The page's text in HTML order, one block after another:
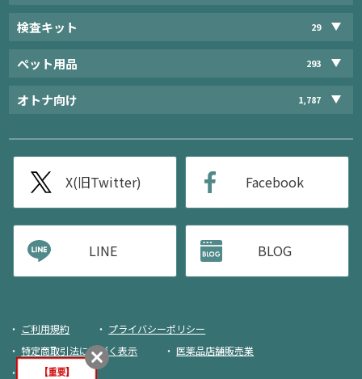
検査キット 29
ペット用品 293
オトナ向け 1,787
X(旧Twitter) Facebook
LINE BLOG
ご利用規約
プライバシーポリシー
特定商取引法に基づく表示
医薬品店舗販売業
荷物追跡